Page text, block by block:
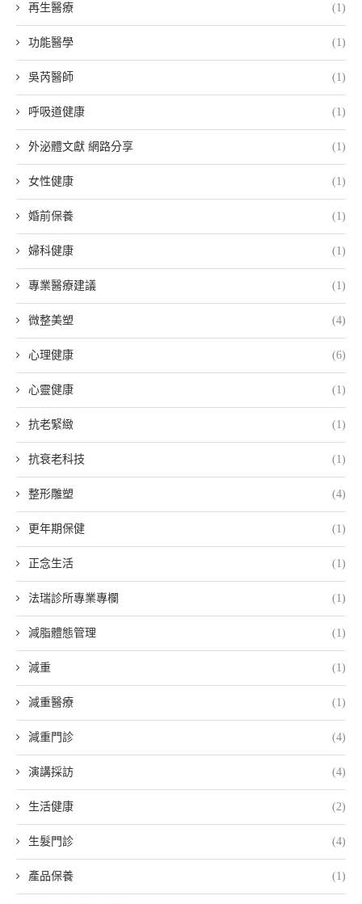
再生醫療 (1)
功能醫學 (1)
吳芮醫師 (1)
呼吸道健康 (1)
外泌體文獻 網路分享 (1)
女性健康 (1)
婚前保養 (1)
婦科健康 (1)
專業醫療建議 (1)
微整美塑 (4)
心理健康 (6)
心靈健康 (1)
抗老緊緻 (1)
抗衰老科技 (1)
整形雕塑 (4)
更年期保健 (1)
正念生活 (1)
法瑞診所專業專欄 (1)
減脂體態管理 (1)
減重 (1)
減重醫療 (1)
減重門診 (4)
演講採訪 (4)
生活健康 (2)
生髮門診 (4)
產品保養 (1)